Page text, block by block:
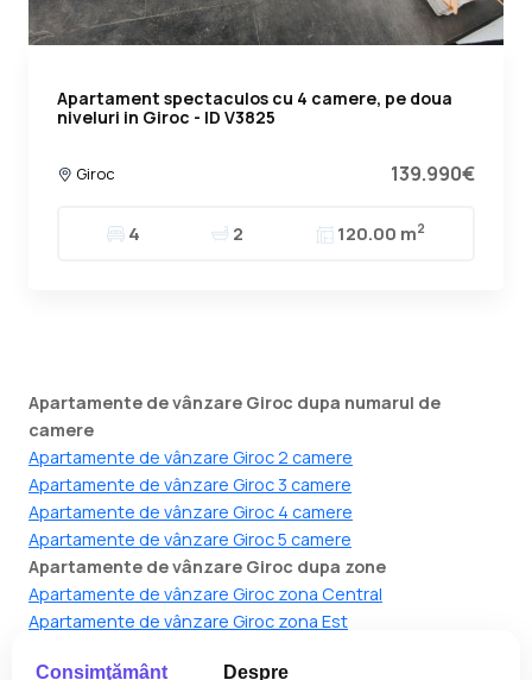
Apartament spectaculos cu 4 camere, pe doua
niveluri in Giroc - ID V3825
Giroc 139.990€
4 2 120.00 m2
Apartamente de vânzare Giroc dupa numarul de
camere
Apartamente de vânzare Giroc 2 camere
Apartamente de vânzare Giroc 3 camere
Apartamente de vânzare Giroc 4 camere
Apartamente de vânzare Giroc 5 camere
Apartamente de vânzare Giroc dupa zone
Apartamente de vânzare Giroc zona Central
Apartamente de vânzare Giroc zona Est
Apartamente de vânzare Giroc zona Nord
Consimţământ Despre